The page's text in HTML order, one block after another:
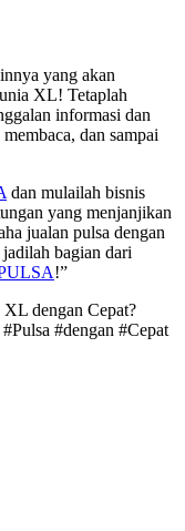
yang akan
XL! Tetaplah
informasi dan
dan sampai
dan mulailah bisnis
yang menjanjikan
jualan pulsa dengan
bagian dari
!”
dengan Cepat?
#dengan #Cepat